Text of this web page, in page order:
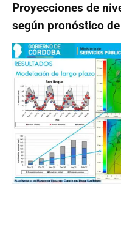
Proyecciones de
según pronóstico